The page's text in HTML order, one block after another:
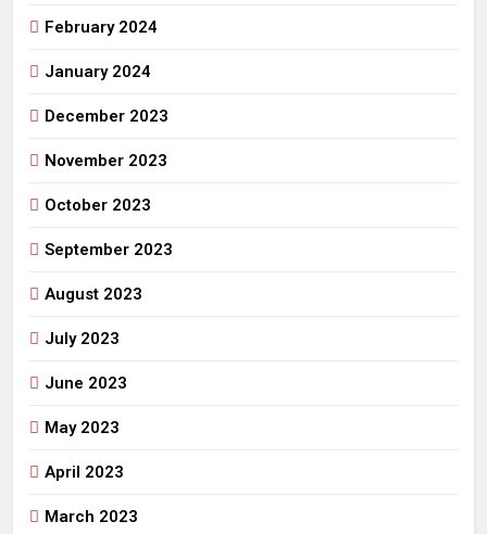
February 2024
January 2024
December 2023
November 2023
October 2023
September 2023
August 2023
July 2023
June 2023
May 2023
April 2023
March 2023